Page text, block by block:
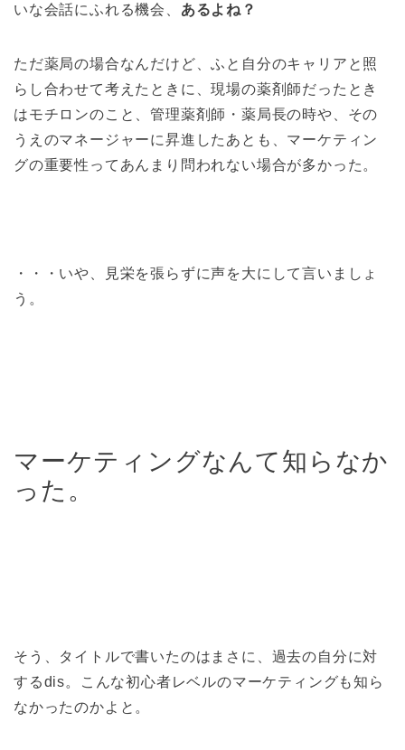
いな会話にふれる機会、 あるよね？
ただ薬局の場合なんだけど、ふと自分のキャリアと照
らし合わせて考えたときに、現場の薬剤師だったとき
はモチロンのこと、管理薬剤師・薬局長の時や、その
うえのマネージャーに昇進したあとも、マーケティン
グの重要性ってあんまり問われない場合が多かった。
・・・いや、見栄を張らずに声を大にして言いましょ
う。
マーケティングなんて知らなか
った。
そう、タイトルで書いたのはまさに、過去の自分に対
するdis。こんな初心者レベルのマーケティングも知ら
なかったのかよと。